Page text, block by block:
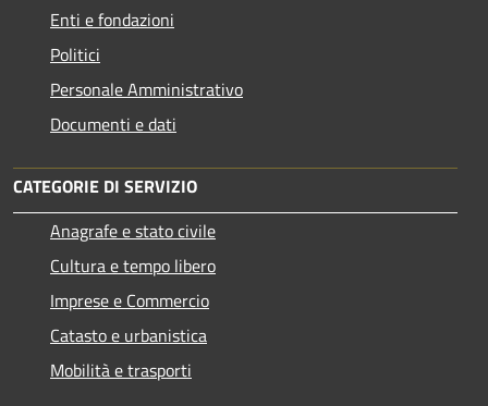
Enti e fondazioni
Politici
Personale Amministrativo
Documenti e dati
CATEGORIE DI SERVIZIO
Anagrafe e stato civile
Cultura e tempo libero
Imprese e Commercio
Catasto e urbanistica
Mobilità e trasporti